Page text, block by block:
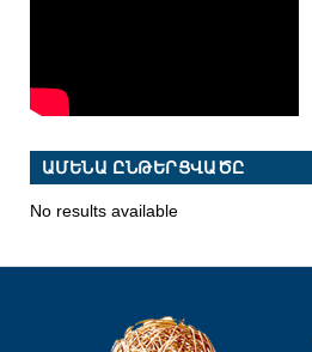
ԱՄԵՆԱ ԸՆԹԵՐՑՎԱԾԸ
No results available